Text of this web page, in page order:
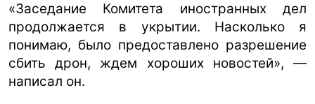
«Заседание Комитета иностранных дел
продолжается в укрытии. Насколько я
понимаю, было предоставлено разрешение
сбить дрон, ждем хороших новостей», —
написал он.